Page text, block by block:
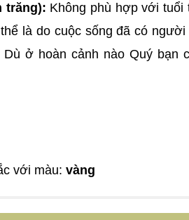
trăng): Không phù hợp với tuổi
là do cuộc sống đã có
ở hoàn cảnh nào Quý bạn
với màu: vàng